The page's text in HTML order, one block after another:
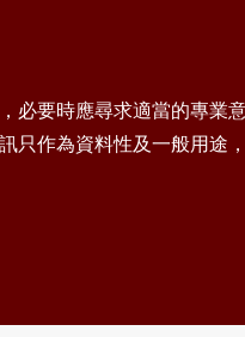
必要時應尋求適當的專業
只作為資料性及一般用途